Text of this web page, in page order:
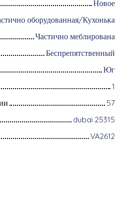
Новое
оборудованная/Кухонька
Частично меблирована
Беспрепятственный
Юг
1
57
dubai 25315
VA2612